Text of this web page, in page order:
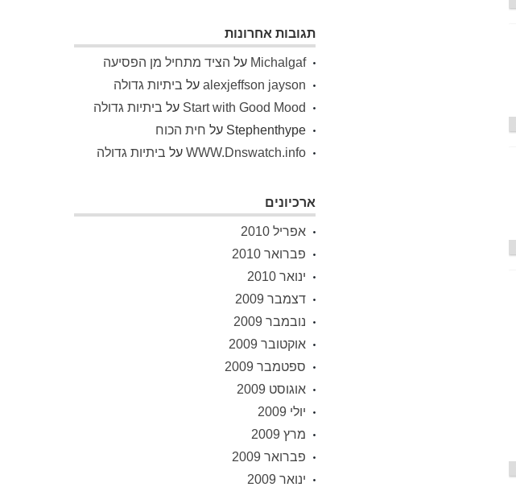
תגובות אחרונות
Michalgaf על הציד מתחיל מן הפסיעה
alexjeffson jayson על ביתיות גדולה
Start with Good Mood על ביתיות גדולה
Stephenthype על חית הכוח
WWW.Dnswatch.info על ביתיות גדולה
ארכיונים
אפריל 2010
פברואר 2010
ינואר 2010
דצמבר 2009
נובמבר 2009
אוקטובר 2009
ספטמבר 2009
אוגוסט 2009
יולי 2009
מרץ 2009
פברואר 2009
ינואר 2009